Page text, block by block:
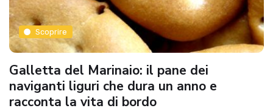
Scoprire
Galletta del Marinaio: il pane dei
naviganti liguri che dura un anno e
racconta la vita di bordo